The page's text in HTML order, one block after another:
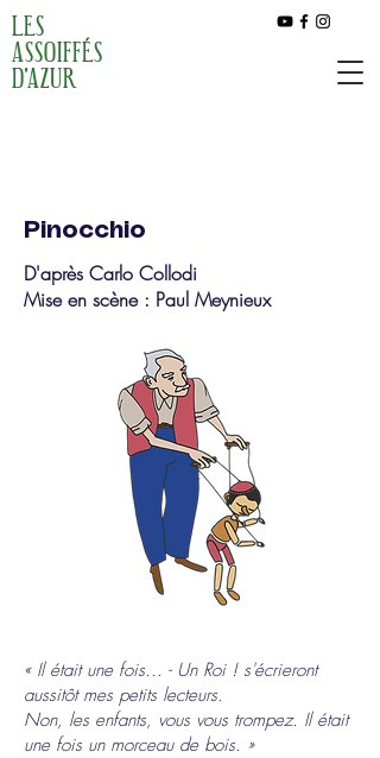
LES
ASSOIFFÉS
D'AZUR
Pinocchio
D'après Carlo Collodi
Mise en scène : Paul Meynieux
moment
en tournée
« Il était une fois... - Un Roi ! s'écrieront
aussitôt mes petits lecteurs.
Non, les enfants, vous vous trompez. Il était
une fois un morceau de bois. »